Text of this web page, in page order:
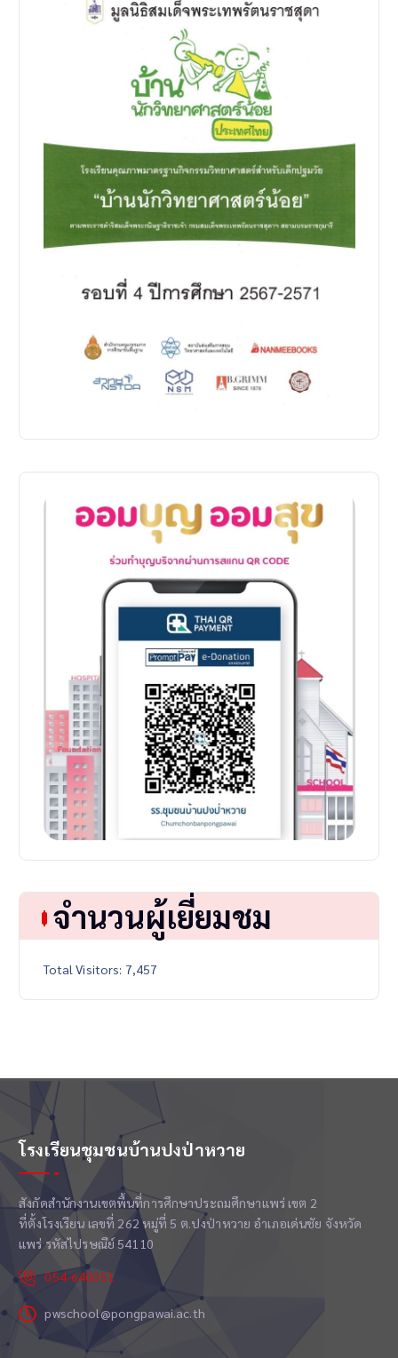
จำนวนผู้เยี่ยมชม
Total Visitors: 7,457
โรงเรียนชุมชนบ้านปงป่าหวาย
สังกัดสำนักงานเขตพื้นที่การศึกษาประถมศึกษาแพร่ เขต 2
ที่ตั้งโรงเรียน เลขที่ 262 หมู่ที่ 5 ต.ปงป่าหวาย อำเภอเด่นชัย จังหวัด
แพร่ รหัสไปรษณีย์ 54110
054-640051
pwschool@pongpawai.ac.th